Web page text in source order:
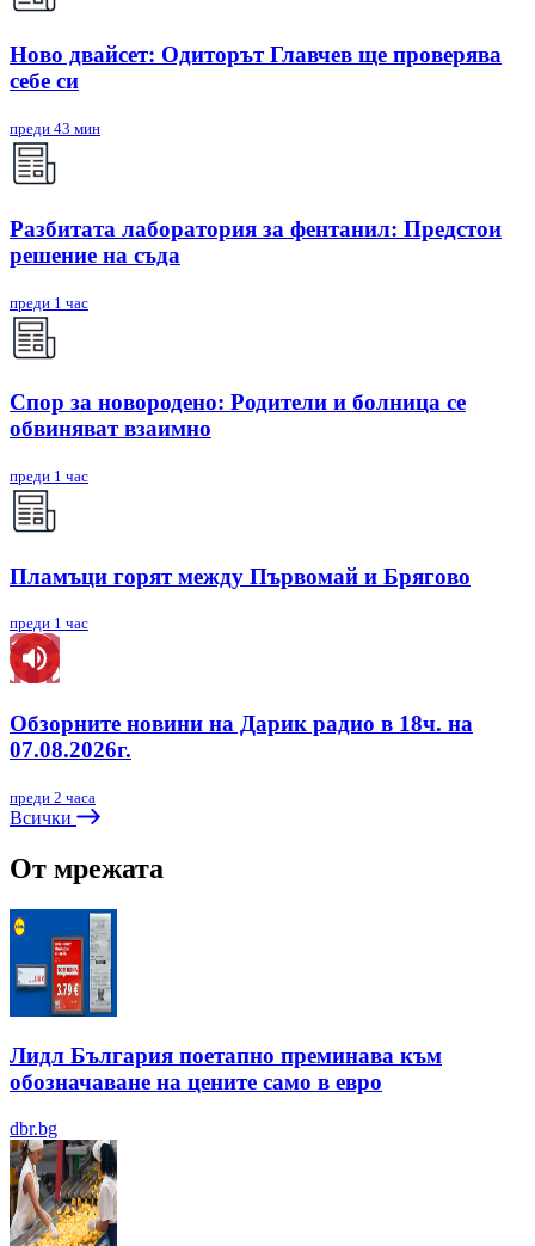
Ново двайсет: Одиторът Главчев ще проверява
себе си
преди 43 мин
Разбитата лаборатория за фентанил: Предстои
решение на съда
преди 1 час
Спор за новородено: Родители и болница се
обвиняват взаимно
преди 1 час
Пламъци горят между Първомай и Брягово
преди 1 час
Обзорните новини на Дарик радио в 18ч. на
07.08.2026г.
преди 2 часа
Всички
От мрежата
Лидл България поетапно преминава към
обозначаване на цените само в евро
dbr.bg